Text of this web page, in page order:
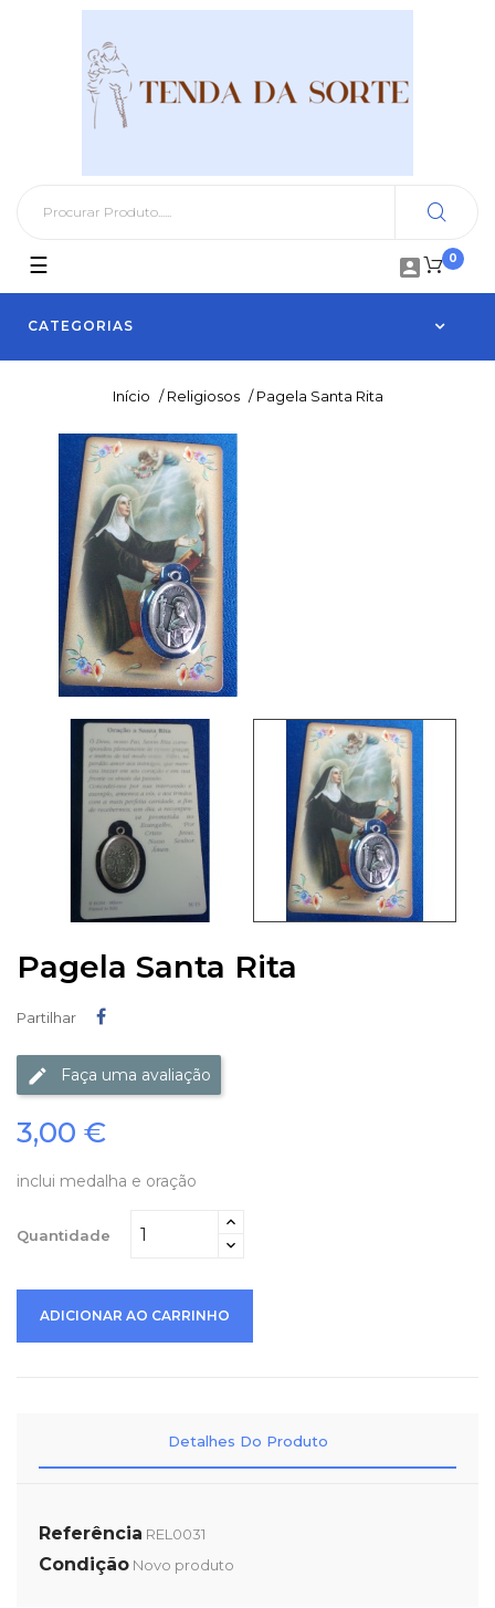
0

CATEGORIAS
Toggle
navigation
☰
Início / Religiosos / Pagela Santa Rita
Pagela Santa Rita
Partilhar
Faça uma avaliação
3,00 €
inclui medalha e oração
Quantidade
ADICIONAR AO CARRINHO
Detalhes Do Produto
Referência REL0031
Condição Novo produto